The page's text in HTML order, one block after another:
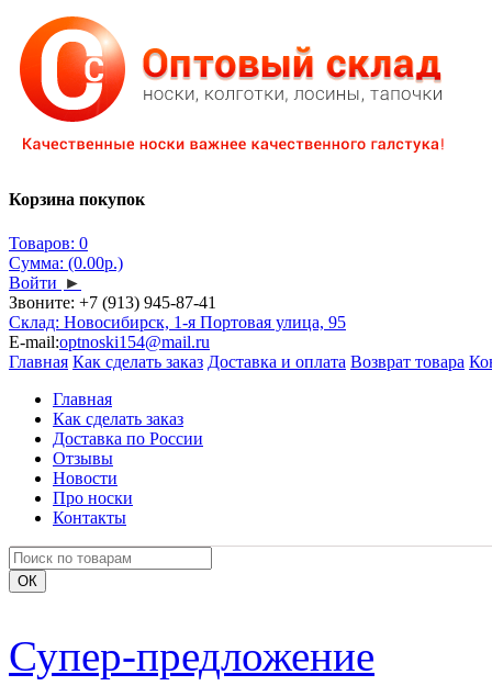
Корзина покупок
Товаров: 0
Сумма: (0.00р.)
Войти ►
Звоните: +7 (913) 945-87-41
Склад: Новосибирск, 1-я Портовая улица, 95
E-mail:optnoski154@mail.ru
Главная Как сделать заказ Доставка и оплата Возврат товара
Главная
Как сделать заказ
Доставка по России
Отзывы
Новости
Про носки
Контакты
Супер-предложение